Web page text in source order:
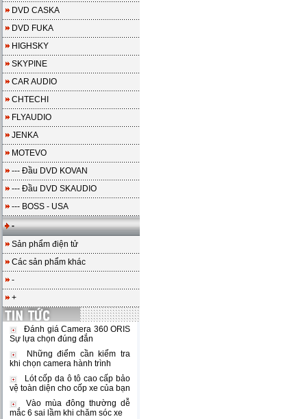
DVD CASKA
DVD FUKA
HIGHSKY
SKYPINE
CAR AUDIO
CHTECHI
FLYAUDIO
JENKA
MOTEVO
--- Đầu DVD KOVAN
--- Đầu DVD SKAUDIO
--- BOSS - USA
-
Sản phẩm điện tử
Các sản phẩm khác
-
+
Đánh giá Camera 360 ORIS
Sự lựa chọn đúng đắn
Những điểm cần kiểm tra
khi chọn camera hành trình
Lót cốp da ô tô cao cấp bảo
vệ toàn diện cho cốp xe của bạn
Vào mùa đông thường dễ
mắc 6 sai lầm khi chăm sóc xe